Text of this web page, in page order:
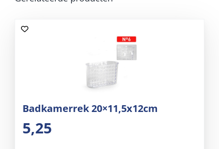
Badkamerrek 20×11,5x12cm
5,25